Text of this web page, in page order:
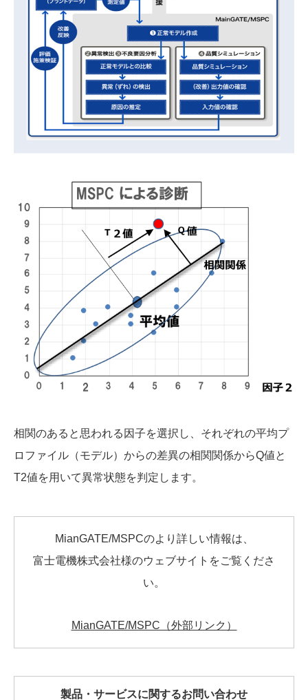
相関のあると思われる因子を選択し、それぞれの平均プ
ロファイル（モデル）からの差異の相関関係からQ値と
T2値を用いて異常状態を判定します。
MianGATE/MSPCのより詳しい情報は、
富士電機株式会社様のウェブサイトをご覧くださ
い。
MianGATE/MSPC（外部リンク）
製品・サービスに関するお問い合わせ